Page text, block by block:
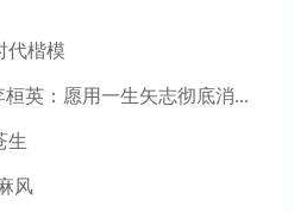
代楷模
桓英：愿用一生矢志彻底消...
生
风